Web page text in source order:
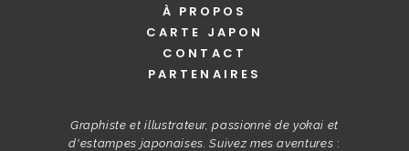
À PROPOS
CARTE JAPON
CONTACT
PARTENAIRES
Graphiste et illustrateur, passionné de yokai et
d'estampes japonaises. Suivez mes aventures :